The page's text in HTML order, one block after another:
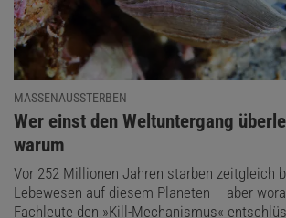
MASSENAUSSTERBEN
:
Wer einst den Weltuntergang
warum
Vor 252 Millionen Jahren starben zeitgleich
Lebewesen auf diesem Planeten – aber
Fachleute den »Kill-Mechanismus«